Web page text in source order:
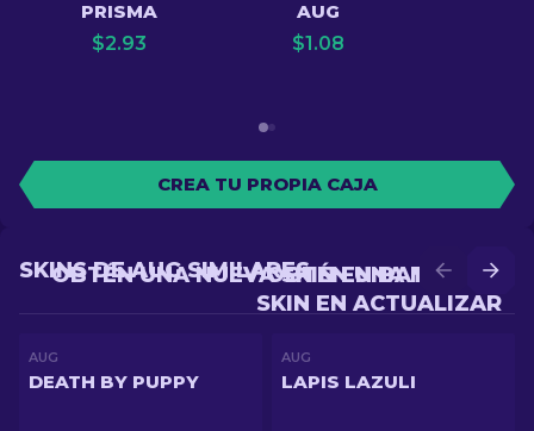
PRISMA
$2.93
AUG
$1.08
CREA TU PROPIA CAJA
OBTÉN UNA MEJOR
SKIN EN ACTUALIZAR
OBTÉN UNA NUEVA SKIN EN BATALLA
SKINS DE AUG SIMILARES
AUG
DEATH BY PUPPY
AUG
LAPIS LAZULI